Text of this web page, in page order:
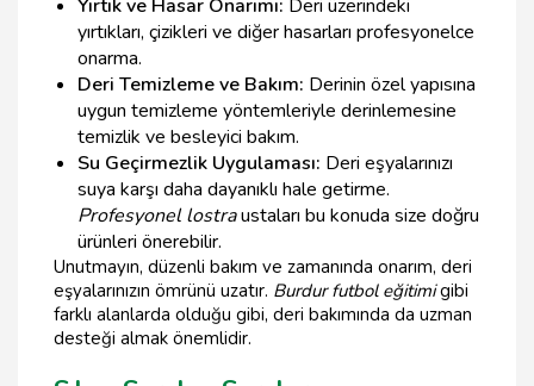
Yırtık ve Hasar Onarımı: Deri üzerindeki
yırtıkları, çizikleri ve diğer hasarları profesyonelce
onarma.
Deri Temizleme ve Bakım: Derinin özel yapısına
uygun temizleme yöntemleriyle derinlemesine
temizlik ve besleyici bakım.
Su Geçirmezlik Uygulaması: Deri eşyalarınızı
suya karşı daha dayanıklı hale getirme.
Profesyonel lostraustaları bu konuda size doğru
ürünleri önerebilir.
Unutmayın, düzenli bakım ve zamanında onarım, deri
eşyalarınızın ömrünü uzatır. Burdur futbol eğitimigibi
farklı alanlarda olduğu gibi, deri bakımında da uzman
desteği almak önemlidir.